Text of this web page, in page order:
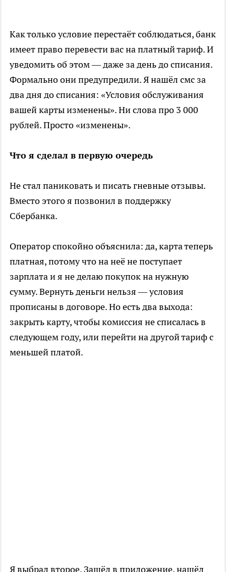
Как только условие перестаёт соблюдаться, банк
имеет право перевести вас на платный тариф. И
уведомить об этом — даже за день до списания.
Формально они предупредили. Я нашёл смс за
два дня до списания: «Условия обслуживания
вашей карты изменены». Ни слова про 3 000
рублей. Просто «изменены».
Что я сделал в первую очередь
Не стал паниковать и писать гневные отзывы.
Вместо этого я позвонил в поддержку
Сбербанка.
Оператор спокойно объяснила: да, карта теперь
платная, потому что на неё не поступает
зарплата и я не делаю покупок на нужную
сумму. Вернуть деньги нельзя — условия
прописаны в договоре. Но есть два выхода:
закрыть карту, чтобы комиссия не списалась в
следующем году, или перейти на другой тариф с
меньшей платой.
Я выбрал второе. Зашёл в приложение, нашёл